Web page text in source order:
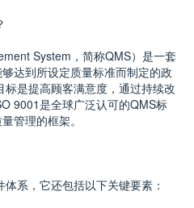
System，简称QMS）是一套
达到所设定质量标准而制定的政
是提高顾客满意度，通过持续改
9001是全球广泛认可的QMS标
管理的框架。
系，它还包括以下关键要素：